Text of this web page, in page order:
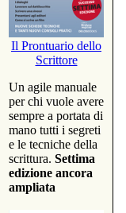
Il Prontuario dello
Scrittore
Un agile manuale
per chi vuole avere
sempre a portata di
mano tutti i segreti
e le tecniche della
scrittura. Settima
edizione ancora
ampliata